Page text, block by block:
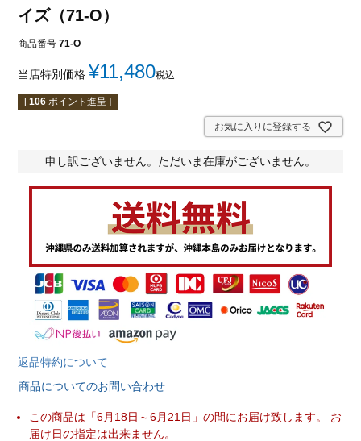
イズ（71-O）
商品番号 71-O
当店特別価格 ¥11,480税込
[ 106 ポイント進呈 ]
お気に入りに登録する
申し訳ございません。ただいま在庫がございません。
返品特約について
商品についてのお問い合わせ
この商品は「6月18日～6月21日」の間にお届け致します。 お
届け日の指定は出来ません。